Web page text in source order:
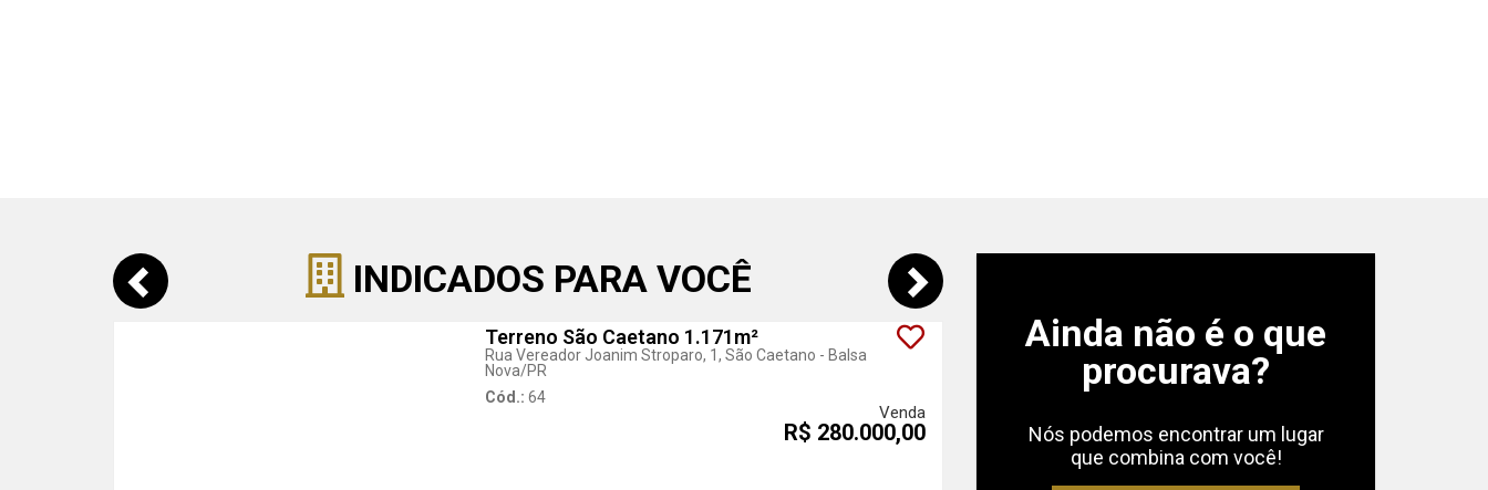
INDICADOS PARA VOCÊ
Terreno São Caetano 1.171m²
Rua Vereador Joanim Stroparo, 1, São Caetano - Balsa
Nova/PR
Cód.: 64
Venda
R$ 280.000,00
Ainda não é o que
procurava?
Nós podemos encontrar um lugar
que combina com você!